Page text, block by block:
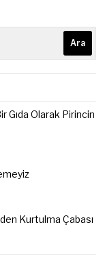
Ara
Gıda Olarak Pirincin
Kurtulma Çabası